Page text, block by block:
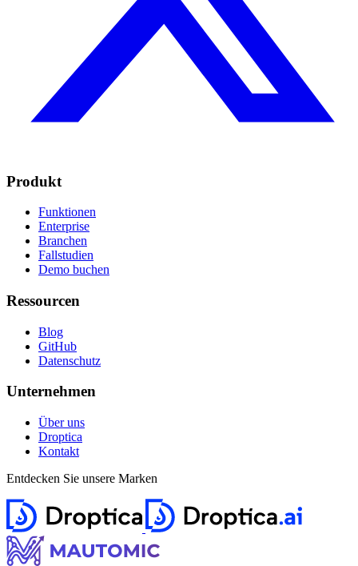
Produkt
Funktionen
Enterprise
Branchen
Fallstudien
Demo buchen
Ressourcen
Blog
GitHub
Datenschutz
Unternehmen
Über uns
Droptica
Kontakt
Entdecken Sie unsere Marken